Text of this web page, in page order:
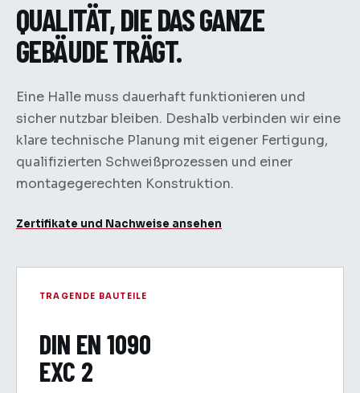
QUALITÄT, DIE DAS GANZE
GEBÄUDE TRÄGT.
Eine Halle muss dauerhaft funktionieren und
sicher nutzbar bleiben. Deshalb verbinden wir eine
klare technische Planung mit eigener Fertigung,
qualifizierten Schweißprozessen und einer
montagegerechten Konstruktion.
Zertifikate und Nachweise ansehen
TRAGENDE BAUTEILE
DIN EN 1090
EXC 2